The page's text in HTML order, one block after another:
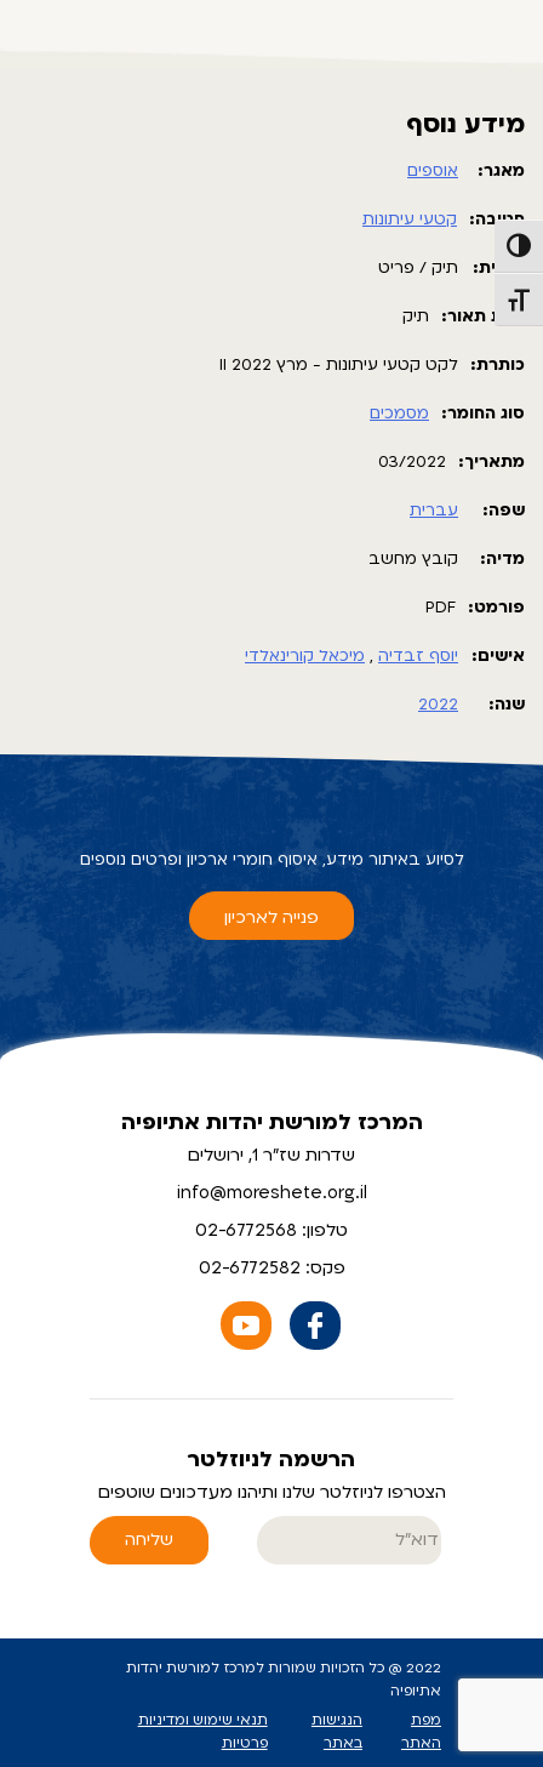
הפעל/כבה ניגודיות גבוהה
מתג גודל גופן
מידע נוסף
מאגר: אוספים
חטיבה: קטעי עיתונות
תבנית: תיק / פריט
רמת תאור: תיק
כותרת: לקט קטעי עיתונות - מרץ 2022 II
סוג החומר: מסמכים
מתאריך: 03/2022
שפה: עברית
מדיה: קובץ מחשב
פורמט: PDF
אישים: יוסף זבדיה מיכאל קורינאלדי
שנה: 2022
לסיוע באיתור מידע, איסוף חומרי ארכיון ופרטים נוספים
פנייה לארכיון
המרכז למורשת יהדות אתיופיה
שדרות שז"ר 1, ירושלים
info@moreshete.org.il
טלפון: 02-6772568
פקס: 02-6772582
הרשמה לניוזלטר
הצטרפו לניוזלטר שלנו ותיהנו מעדכונים שוטפים
שליחה
2022 @ כל הזכויות שמורות למרכז למורשת יהדות
אתיופיה
מפת
האתר
הנגישות
באתר
תנאי שימוש ומדיניות
פרטיות